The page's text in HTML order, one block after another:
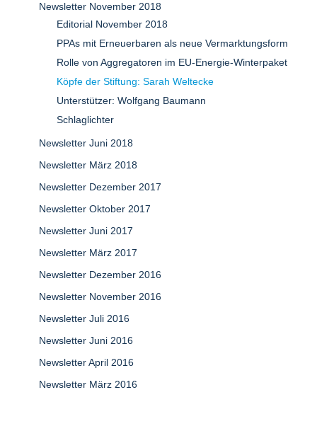
Newsletter November 2018
Editorial November 2018
PPAs mit Erneuerbaren als neue Vermarktungsform
Rolle von Aggregatoren im EU-Energie-Winterpaket
Köpfe der Stiftung: Sarah Weltecke
Unterstützer: Wolfgang Baumann
Schlaglichter
Newsletter Juni 2018
Newsletter März 2018
Newsletter Dezember 2017
Newsletter Oktober 2017
Newsletter Juni 2017
Newsletter März 2017
Newsletter Dezember 2016
Newsletter November 2016
Newsletter Juli 2016
Newsletter Juni 2016
Newsletter April 2016
Newsletter März 2016